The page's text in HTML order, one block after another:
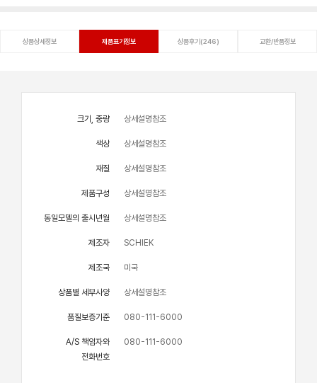
상품상세정보 제품표기정보 상품후기(246) 교환/반품정보
크기, 중량 상세설명참조
색상 상세설명참조
재질 상세설명참조
제품구성 상세설명참조
동일모델의 출시년월 상세설명참조
제조자 SCHIEK
제조국 미국
상품별 세부사양 상세설명참조
품질보증기준 080-111-6000
A/S 책임자와
전화번호
080-111-6000